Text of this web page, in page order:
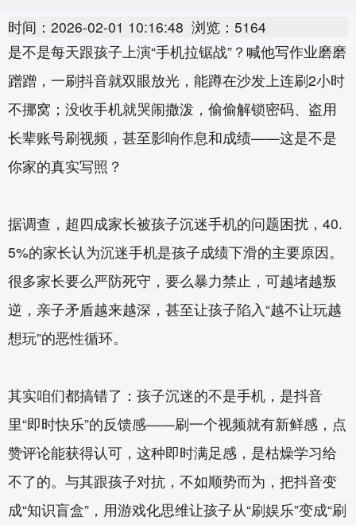
时间：2026-02-01 10:16:48 浏览：5164
是不是每天跟孩子上演“手机拉锯战”？喊他写作业磨磨
蹭蹭，一刷抖音就双眼放光，能蹲在沙发上连刷2小时
不挪窝；没收手机就哭闹撒泼，偷偷解锁密码、盗用
长辈账号刷视频，甚至影响作息和成绩——这是不是
你家的真实写照？
据调查，超四成家长被孩子沉迷手机的问题困扰，40.
5%的家长认为沉迷手机是孩子成绩下滑的主要原因。
很多家长要么严防死守，要么暴力禁止，可越堵越叛
逆，亲子矛盾越来越深，甚至让孩子陷入“越不让玩越
想玩”的恶性循环。
其实咱们都搞错了：孩子沉迷的不是手机，是抖音
里“即时快乐”的反馈感——刷一个视频就有新鲜感，点
赞评论能获得认可，这种即时满足感，是枯燥学习给
不了的。与其跟孩子对抗，不如顺势而为，把抖音变
成“知识盲盒”，用游戏化思维让孩子从“刷娱乐”变成“刷